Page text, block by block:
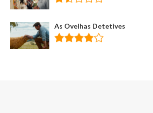
As Ovelhas Detetives